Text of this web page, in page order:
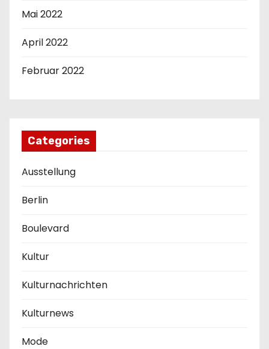
Mai 2022
April 2022
Februar 2022
Categories
Ausstellung
Berlin
Boulevard
Kultur
Kulturnachrichten
Kulturnews
Mode